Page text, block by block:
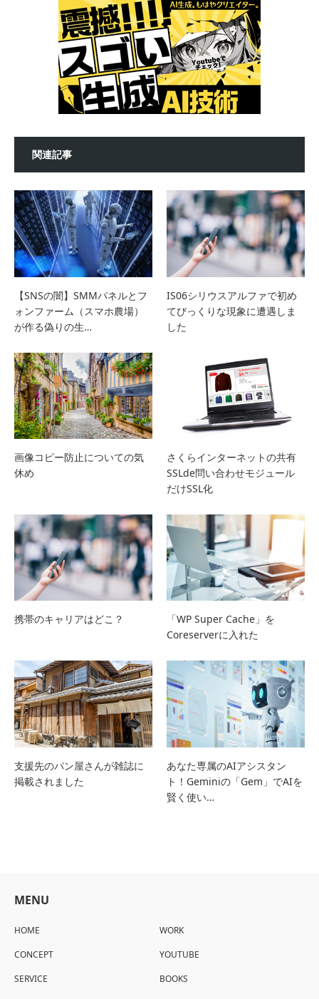
関連記事
【SNSの闇】SMMパネルとフ
ォンファーム（スマホ農場）
が作る偽りの生…
IS06シリウスアルファで初め
てびっくりな現象に遭遇しま
した
画像コピー防止についての気
休め
さくらインターネットの共有
SSLde問い合わせモジュール
だけSSL化
携帯のキャリアはどこ？
「WP Super Cache」を
Coreserverに入れた
支援先のパン屋さんが雑誌に
掲載されました
あなた専属のAIアシスタン
ト！Geminiの「Gem」でAIを
賢く使い…
MENU
HOME
CONCEPT
SERVICE
WORK
YOUTUBE
BOOKS